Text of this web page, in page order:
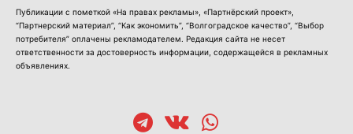
Публикации с пометкой «На правах рекламы», «Партнёрский проект»,
“Партнерский материал”, “Как экономить”, “Волгоградское качество”, “Выбор
потребителя” оплачены рекламодателем. Редакция сайта не несет
ответственности за достоверность информации, содержащейся в рекламных
объявлениях.